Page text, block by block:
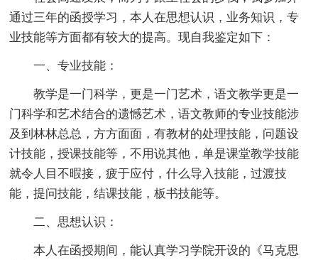
通过三年的函授学习，本人在思想认识，业务知识，专
业技能等方面都有较大的提高。现自我鉴定如下：
一、专业技能：
教学是一门科学，更是一门艺术，语文教学更是一
门科学和艺术结合的遗憾艺术，语文教师的专业技能涉
及到林林总总，方方面面，有教材的处理技能，问题设
计技能，授课技能等，不用说其他，单是课堂教学技能
就令人目不暇接，疲于应付，什么导入技能，过渡技
能，提问技能，结课技能，板书技能等。
二、思想认识：
本人在函授期间，能认真学习学院开设的《马克思